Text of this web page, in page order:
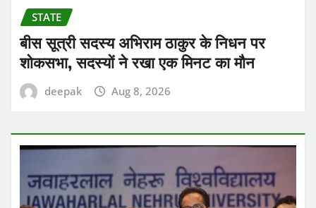
STATE
बीस सूत्री सदस्य अभिराम ठाकुर के निधन पर
शोकसभा, सदस्यों ने रखा एक मिनट का मौन
deepak Aug 8, 2026